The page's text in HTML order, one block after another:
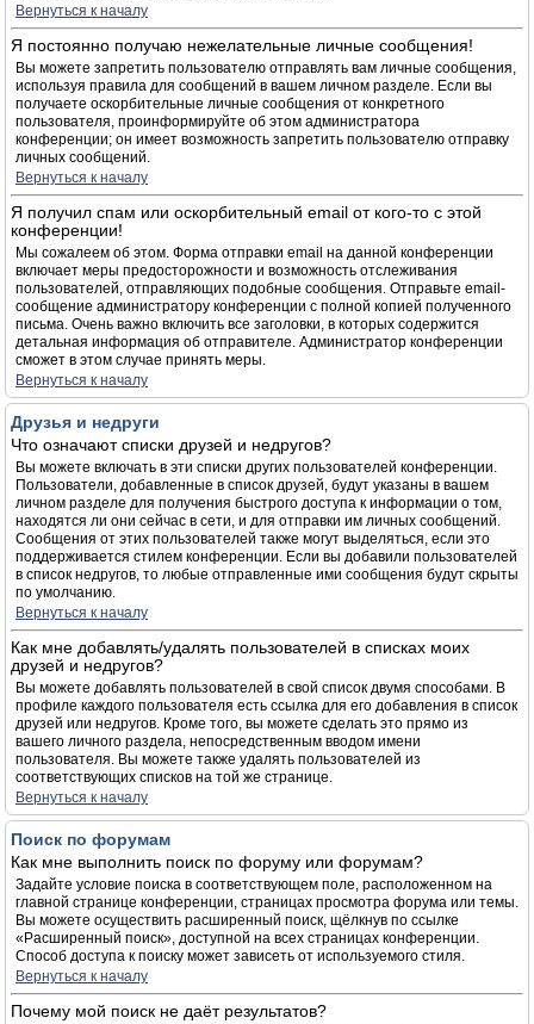
Вернуться к началу
Я постоянно получаю нежелательные личные сообщения!
Вы можете запретить пользователю отправлять вам личные сообщения,
используя правила для сообщений в вашем личном разделе. Если вы
получаете оскорбительные личные сообщения от конкретного
пользователя, проинформируйте об этом администратора
конференции; он имеет возможность запретить пользователю отправку
личных сообщений.
Вернуться к началу
Я получил спам или оскорбительный email от кого-то с этой
конференции!
Мы сожалеем об этом. Форма отправки email на данной конференции
включает меры предосторожности и возможность отслеживания
пользователей, отправляющих подобные сообщения. Отправьте email-
сообщение администратору конференции с полной копией полученного
письма. Очень важно включить все заголовки, в которых содержится
детальная информация об отправителе. Администратор конференции
сможет в этом случае принять меры.
Вернуться к началу
Друзья и недруги
Что означают списки друзей и недругов?
Вы можете включать в эти списки других пользователей конференции.
Пользователи, добавленные в список друзей, будут указаны в вашем
личном разделе для получения быстрого доступа к информации о том,
находятся ли они сейчас в сети, и для отправки им личных сообщений.
Сообщения от этих пользователей также могут выделяться, если это
поддерживается стилем конференции. Если вы добавили пользователей
в список недругов, то любые отправленные ими сообщения будут скрыты
по умолчанию.
Вернуться к началу
Как мне добавлять/удалять пользователей в списках моих
друзей и недругов?
Вы можете добавлять пользователей в свой список двумя способами. В
профиле каждого пользователя есть ссылка для его добавления в список
друзей или недругов. Кроме того, вы можете сделать это прямо из
вашего личного раздела, непосредственным вводом имени
пользователя. Вы можете также удалять пользователей из
соответствующих списков на той же странице.
Вернуться к началу
Поиск по форумам
Как мне выполнить поиск по форуму или форумам?
Задайте условие поиска в соответствующем поле, расположенном на
главной странице конференции, страницах просмотра форума или темы.
Вы можете осуществить расширенный поиск, щёлкнув по ссылке
«Расширенный поиск», доступной на всех страницах конференции.
Способ доступа к поиску может зависеть от используемого стиля.
Вернуться к началу
Почему мой поиск не даёт результатов?